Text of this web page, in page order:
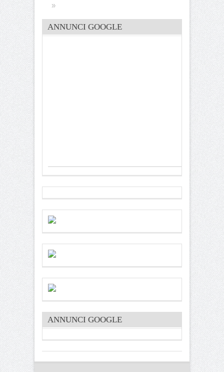
»
ANNUNCI GOOGLE
ANNUNCI GOOGLE